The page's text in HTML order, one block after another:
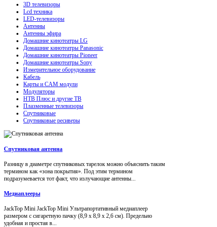
3D телевизоры
Lcd техника
LED-телевизоры
Антенны
Антенны эфира
Домашние кинотеатры LG
Домашние кинотеатры Panasonic
Домашние кинотеатры Pioneer
Домашние кинотеатры Sony
Измерительное оборудование
Кабель
Карты и CAM модули
Модуляторы
НТВ Плюс и другие ТВ
Плазменные телевизоры
Спутниковые
Спутниковые ресиверы
Спутниковая антенна
Разницу в диаметре спутниковых тарелок можно объяснить таким
термином как «зона покрытия». Под этим термином
подразумевается тот факт, что излучающие антенны...
Медиаплееры
JackTop Mini JackTop Mini Ультрапортативный медиаплеер
размером с сигаретную пачку (8,9 x 8,9 x 2,6 см). Предельно
удобная и простая в...